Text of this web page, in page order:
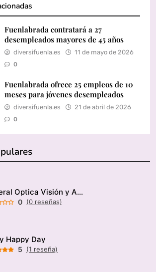
Fuenlabrada contratará a 27
desempleados mayores de 45 años
diversifuenla.es 11 de mayo de 2026
0
Fuenlabrada ofrece 25 empleos de 10
meses para jóvenes desempleados
diversifuenla.es 21 de abril de 2026
0
General Optica Visión y Audición
0 (0 reseñas)
Happy Day
5 (1 reseña)